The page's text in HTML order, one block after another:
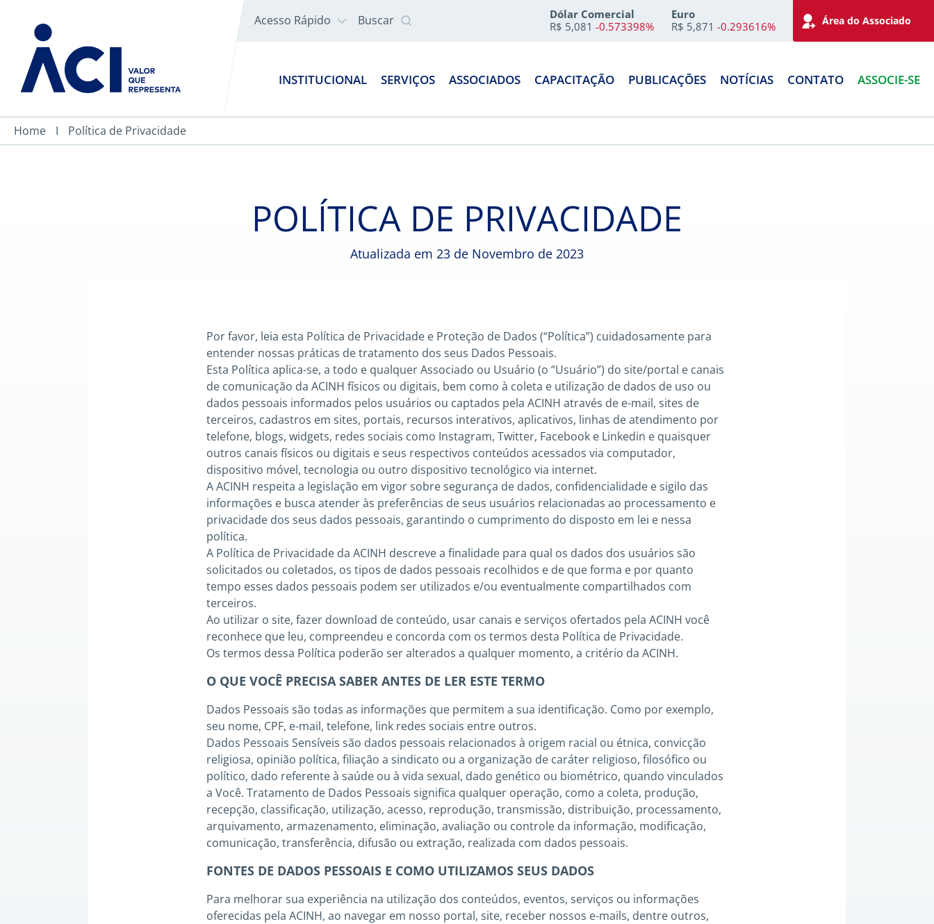
Acesso Rápido Buscar
Dólar Comercial
R$ 5,081 -0.573398%
Euro
R$ 5,871 -0.293616% Área do Associado
INSTITUCIONAL SERVIÇOS ASSOCIADOS CAPACITAÇÃO PUBLICAÇÕES NOTÍCIAS CONTATO ASSOCIE-SE
Home Política de Privacidade
POLÍTICA DE PRIVACIDADE
Atualizada em 23 de Novembro de 2023
Por favor, leia esta Política de Privacidade e Proteção de Dados (“Política”) cuidadosamente para
entender nossas práticas de tratamento dos seus Dados Pessoais.
Esta Política aplica-se, a todo e qualquer Associado ou Usuário (o “Usuário”) do site/portal e canais
de comunicação da ACINH físicos ou digitais, bem como à coleta e utilização de dados de uso ou
dados pessoais informados pelos usuários ou captados pela ACINH através de e-mail, sites de
terceiros, cadastros em sites, portais, recursos interativos, aplicativos, linhas de atendimento por
telefone, blogs, widgets, redes sociais como Instagram, Twitter, Facebook e Linkedin e quaisquer
outros canais físicos ou digitais e seus respectivos conteúdos acessados via computador,
dispositivo móvel, tecnologia ou outro dispositivo tecnológico via internet.
A ACINH respeita a legislação em vigor sobre segurança de dados, confidencialidade e sigilo das
informações e busca atender às preferências de seus usuários relacionadas ao processamento e
privacidade dos seus dados pessoais, garantindo o cumprimento do disposto em lei e nessa
política.
A Política de Privacidade da ACINH descreve a finalidade para qual os dados dos usuários são
solicitados ou coletados, os tipos de dados pessoais recolhidos e de que forma e por quanto
tempo esses dados pessoais podem ser utilizados e/ou eventualmente compartilhados com
terceiros.
Ao utilizar o site, fazer download de conteúdo, usar canais e serviços ofertados pela ACINH você
reconhece que leu, compreendeu e concorda com os termos desta Política de Privacidade.
Os termos dessa Política poderão ser alterados a qualquer momento, a critério da ACINH.
O QUE VOCÊ PRECISA SABER ANTES DE LER ESTE TERMO
Dados Pessoais são todas as informações que permitem a sua identificação. Como por exemplo,
seu nome, CPF, e-mail, telefone, link redes sociais entre outros.
Dados Pessoais Sensíveis são dados pessoais relacionados à origem racial ou étnica, convicção
religiosa, opinião política, filiação a sindicato ou a organização de caráter religioso, filosófico ou
político, dado referente à saúde ou à vida sexual, dado genético ou biométrico, quando vinculados
a Você. Tratamento de Dados Pessoais significa qualquer operação, como a coleta, produção,
recepção, classificação, utilização, acesso, reprodução, transmissão, distribuição, processamento,
arquivamento, armazenamento, eliminação, avaliação ou controle da informação, modificação,
comunicação, transferência, difusão ou extração, realizada com dados pessoais.
FONTES DE DADOS PESSOAIS E COMO UTILIZAMOS SEUS DADOS
Para melhorar sua experiência na utilização dos conteúdos, eventos, serviços ou informações
oferecidas pela ACINH, ao navegar em nosso portal, site, receber nossos e-mails, dentre outros,